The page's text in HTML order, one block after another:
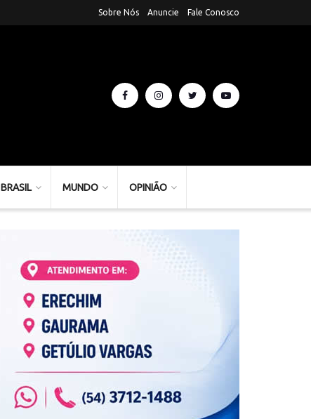
Sobre Nós Anuncie Fale Conosco
BRASIL MUNDO OPINIÃO